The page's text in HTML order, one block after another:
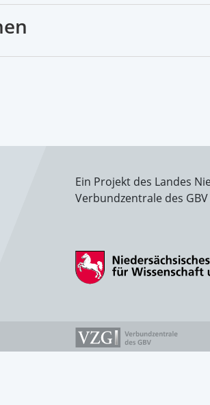
Ein Projekt des Landes
Verbundzentrale des GBV